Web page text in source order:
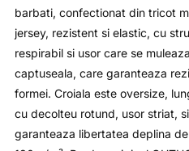
barbati, confectionat din tricot
jersey, rezistent si elastic, cu
respirabil si usor care se
captuseala, care garanteaza
formei. Croiala este oversize,
cu decolteu rotund, usor striat,
garanteaza libertatea deplina